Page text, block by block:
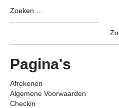
Pagina's
Afrekenen
Algemene Voorwaarden
Checkin